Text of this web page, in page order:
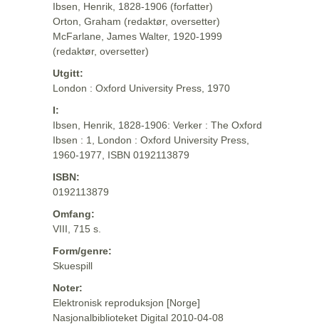
Ibsen, Henrik, 1828-1906 (forfatter)
Orton, Graham (redaktør, oversetter)
McFarlane, James Walter, 1920-1999
(redaktør, oversetter)
Utgitt:
London : Oxford University Press, 1970
I:
Ibsen, Henrik, 1828-1906: Verker : The Oxford
Ibsen : 1, London : Oxford University Press,
1960-1977, ISBN 0192113879
ISBN:
0192113879
Omfang:
VIII, 715 s.
Form/genre:
Skuespill
Noter:
Elektronisk reproduksjon [Norge]
Nasjonalbiblioteket Digital 2010-04-08